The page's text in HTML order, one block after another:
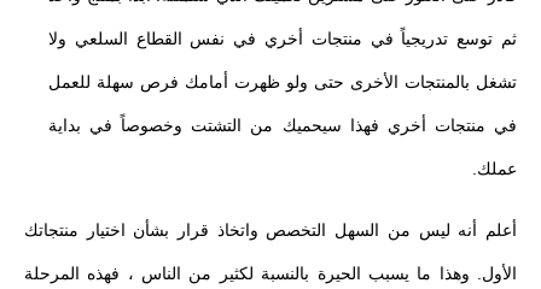
ثم توسع تدريجياً في منتجات أخري في نفس القطاع السلعي ولا
تشغل بالمنتجات الأخرى حتى ولو ظهرت أمامك فرص سهلة للعمل
في منتجات أخري فهذا سيحميك من التشتت وخصوصاً في بداية
عملك.
أعلم أنه ليس من السهل التخصص واتخاذ قرار بشأن اختيار منتجاتك
الأول. وهذا ما يسبب الحيرة بالنسبة لكثير من الناس ، فهذه المرحلة